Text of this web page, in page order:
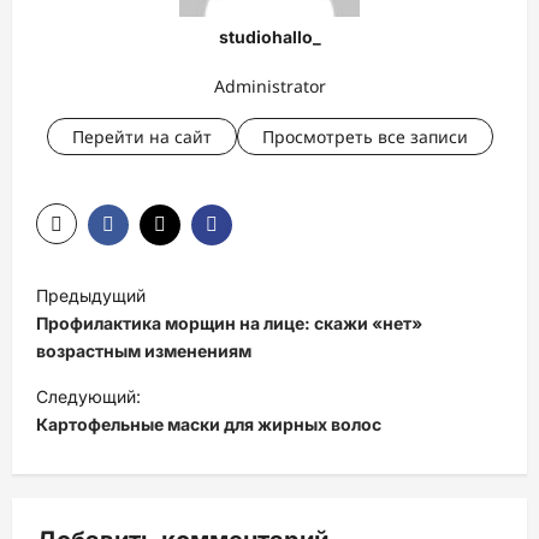
studiohallo_
Administrator
Перейти на сайт Просмотреть все записи
а
в
и
г
а
Предыдущий
Профилактика морщин на лице: скажи «нет»
возрастным изменениям
Следующий:
Картофельные маски для жирных волос